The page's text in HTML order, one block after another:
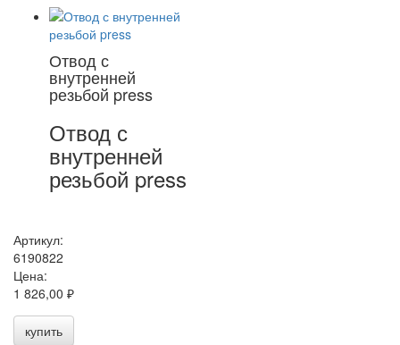
Отвод с
внутренней
резьбой press
Отвод с
внутренней
резьбой press
Артикул:
6190822
Цена:
1 826,00 ₽
купить